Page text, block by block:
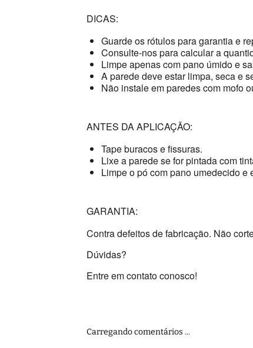
DICAS:
Guarde os rótulos para garantia e
Consulte-nos para calcular a
Limpe apenas com pano úmido e
A parede deve estar limpa, seca e
Não instale em paredes com mofo
ANTES DA APLICAÇÃO:
Tape buracos e fissuras.
Lixe a parede se for pintada com
Limpe o pó com pano umedecido e
GARANTIA:
Contra defeitos de fabricação. Não
Dúvidas?
Entre em contato conosco!
Carregando comentários ...